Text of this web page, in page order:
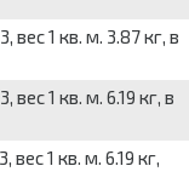
1 кв. м. 3.87 кг, в
1 кв. м. 6.19 кг, в
1 кв. м. 6.19 кг,